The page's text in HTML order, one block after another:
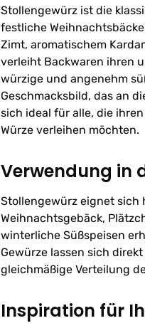
Stollengewürz ist die
festliche
Zimt, aromatischem
verleiht Backwaren ihren
würzige und angenehm
Geschmacksbild, das an
sich ideal für alle, die
Würze verleihen möchten.
Verwendung in
Stollengewürz eignet sich
Weihnachtsgebäck,
winterliche Süßspeisen
Gewürze lassen sich
gleichmäßige Verteilung
Inspiration für